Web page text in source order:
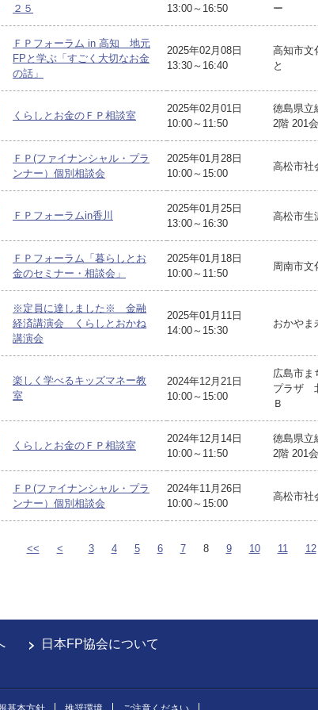
２５
13:00～16:50
ー
ＦＰフォーラム in 高知 地元
FPと学ぶ「すごく大切なお金
の話」
2025年02月08日
13:30～16:40
高知市文
と
くらしとお金のＦＰ相談室
2025年02月01日
10:00～11:50
徳島県立
2階 201
ＦＰ(ファイナンシャル・プラ
ンナー）個別相談会
2025年01月28日
10:00～15:00
高松市社
ＦＰフォーラムin香川
2025年01月25日
13:00～16:30
高松市生
ＦＰフォーラム「暮らしとお
金のセミナー・相談会」
2025年01月18日
10:00～11:50
周南市文
※定員に達しました※ 金融
経済講演会 くらしとおかね
講演会
2025年01月11日
14:00～15:30
おかやま
楽しく学べるキッズマネー教
室
2024年12月21日
10:00～15:00
広島市ま
プラザ
Ｂ
くらしとお金のＦＰ相談室
2024年12月14日
10:00～11:50
徳島県立
2階 201
ＦＰ(ファイナンシャル・プラ
ンナー）個別相談会
2024年11月26日
10:00～15:00
高松市社
<< < 3 4 5 6 7 8 9 10 11 12
日本FP協会について